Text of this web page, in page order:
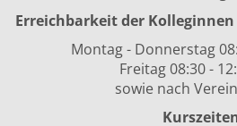
Erreichbarkeit der
Montag - Donnerstag
Freitag 08:30 -
sowie nach